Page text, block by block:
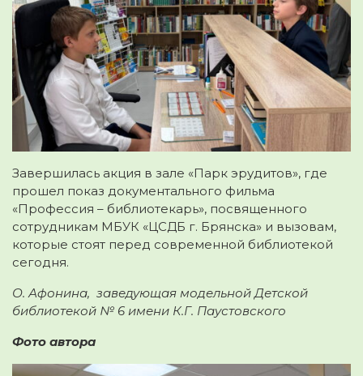
Завершилась акция в зале «Парк эрудитов», где
прошел показ документального фильма
«Профессия – библиотекарь», посвященного
сотрудникам МБУК «ЦСДБ г. Брянска» и вызовам,
которые стоят перед современной библиотекой
сегодня.
О. Афонина, заведующая модельной Детской
библиотекой № 6 имени К.Г. Паустовского
Фото автора